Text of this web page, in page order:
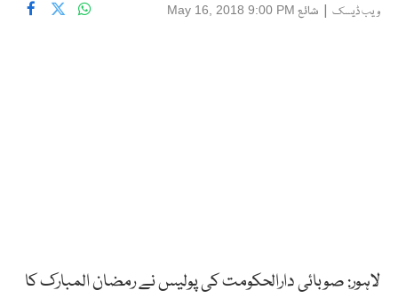
ویب ڈیسک | شائع May 16, 2018 9:00 PM
لاہور: صوبائی دارالحکومت کی پولیس نے رمضان المبارک کا